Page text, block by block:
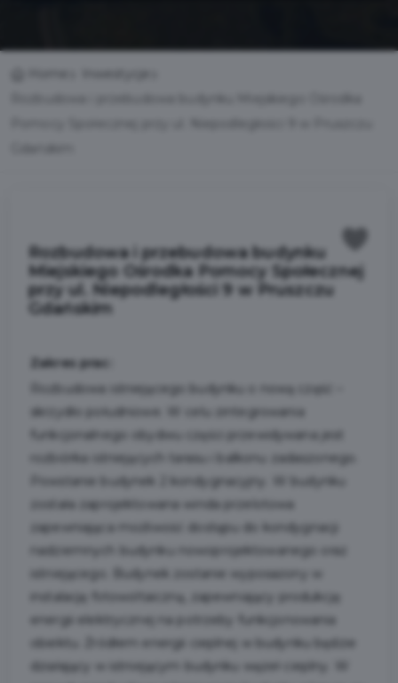
Rozbudowa i przebudowa budynku
Miejskiego Ośrodka Pomocy Społecznej
przy ul. Niepodległości 9 w Pruszczu
Gdańskim
Zakres prac:
Rozbudowa istniejącego budynku o nową część –
skrzydło południowe. W celu zintegrowania
funkcjonalnego obydwu części przewidywana jest
rozbiórka istniejących tarasu i balkonu zadaszonego.
Powstanie budynek 2 kondygnacyjny. W budynku
została zaprojektowana winda przelotowa
zapewniająca możliwość dostępu do kondygnacji
nadziemnych budynku nowoprojektowanego oraz
istniejącego. Budynek zostanie wyposażony w
instalację fotowoltaiczną, zapewniający produkcję
energii elektrycznej na potrzeby funkcjonowania
obiektu. Źródłem energii cieplnej w budynku będzie
działający w istniejącym budynku węzeł cieplny. W